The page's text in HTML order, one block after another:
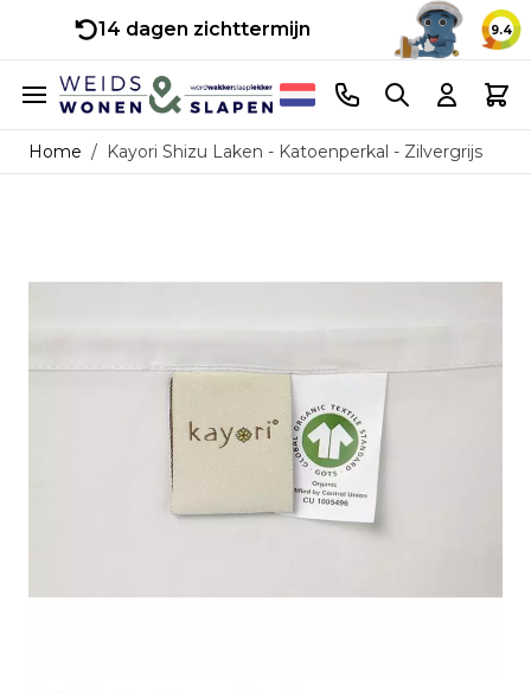
14 dagen zichttermijn 9.4
Ga naar de inhoud
Telefoonnummer
Search Cart
Home / Kayori Shizu Laken - Katoenperkal - Zilvergrijs